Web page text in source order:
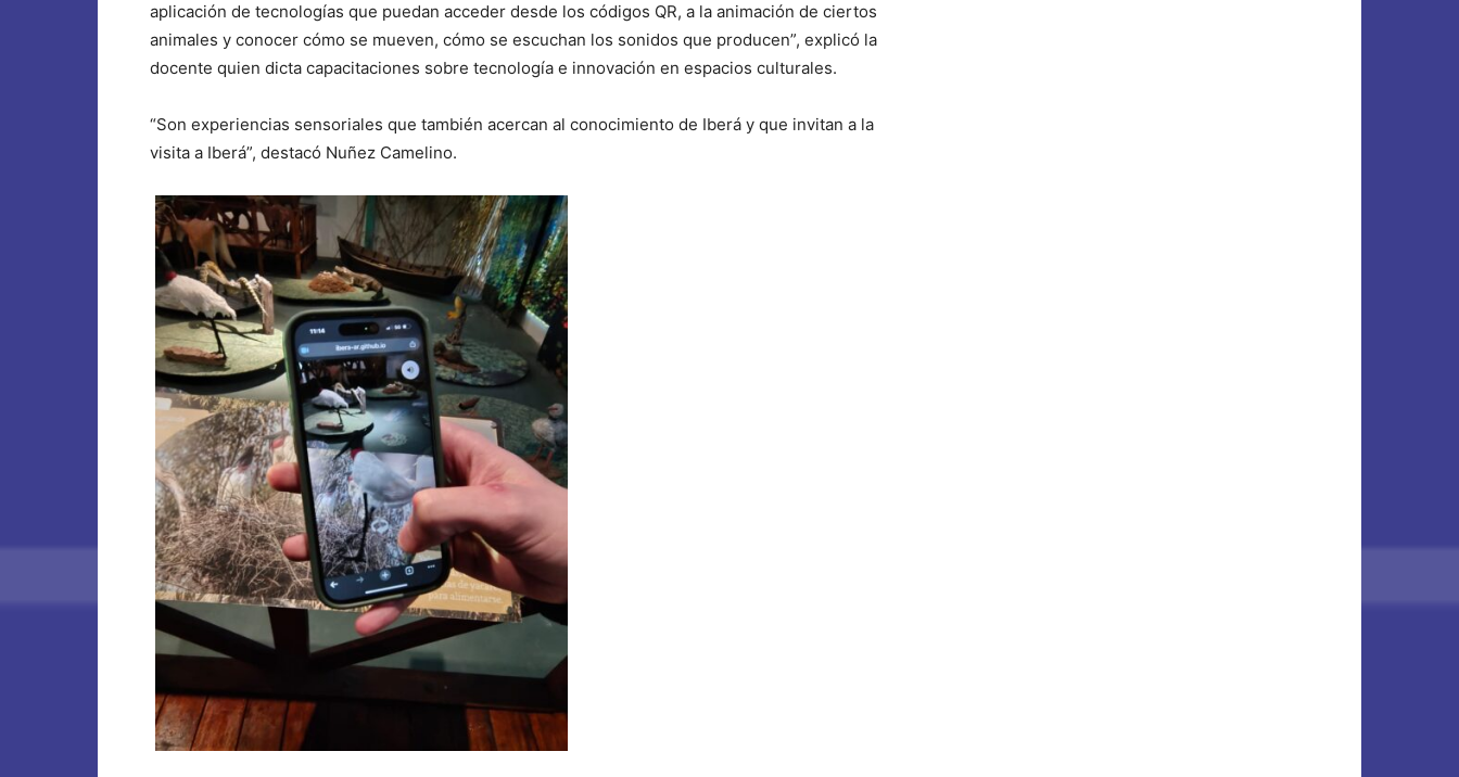
aplicación de tecnologías que puedan acceder desde los códigos QR, a la animación de ciertos
animales y conocer cómo se mueven, cómo se escuchan los sonidos que producen”, explicó la
docente quien dicta capacitaciones sobre tecnología e innovación en espacios culturales.
“Son experiencias sensoriales que también acercan al conocimiento de Iberá y que invitan a la
visita a Iberá”, destacó Nuñez Camelino.